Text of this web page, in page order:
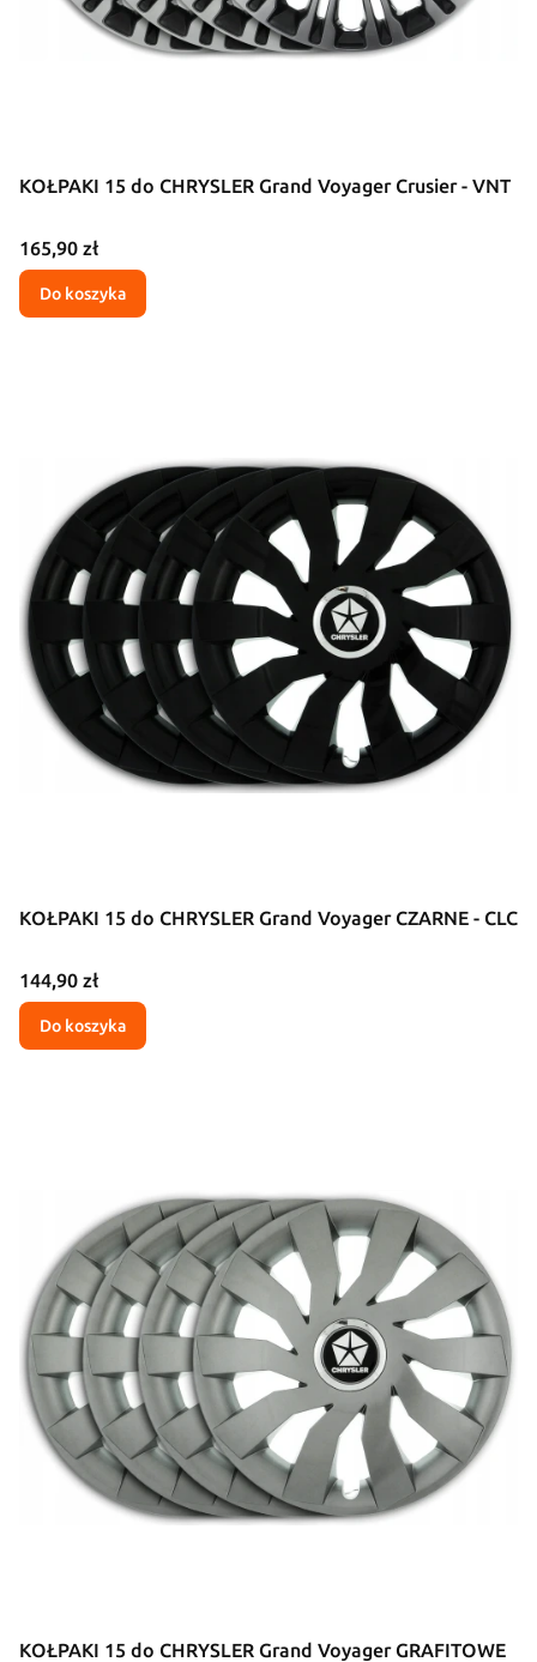
KOŁPAKI 15 do CHRYSLER Grand Voyager Crusier - VNT
Cena
165,90 zł
Do koszyka
KOŁPAKI 15 do CHRYSLER Grand Voyager CZARNE - CLC
Cena
144,90 zł
Do koszyka
KOŁPAKI 15 do CHRYSLER Grand Voyager GRAFITOWE